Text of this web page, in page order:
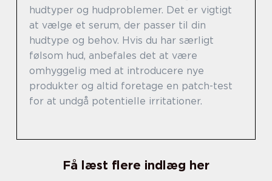
hudtyper og hudproblemer. Det er vigtigt
at vælge et serum, der passer til din
hudtype og behov. Hvis du har særligt
følsom hud, anbefales det at være
omhyggelig med at introducere nye
produkter og altid foretage en patch-test
for at undgå potentielle irritationer.
Få læst flere indlæg her